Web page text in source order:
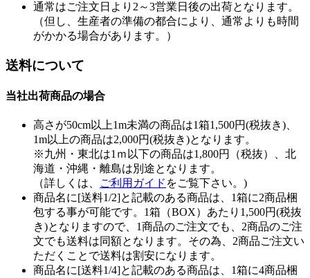
通常はご注文日より2～3営業日後の出荷となります。
（但し、生産者の準備の都合により、通常よりも時間
がかかる場合があります。）
送料について
当社出荷商品の場合
高さが50cm以上1m未満の商品は1箱1,500円(税抜き)、
1m以上の商品は2,000円(税抜き)となります。
※九州・東北は1ｍ以下の商品は1,800円（税抜）、北
海道・沖縄・離島は別途となります。
（詳しくは、
ご利用ガイド をご覧下さい。)
商品名に[送料1/2]と記載のある商品は、1箱に2商品梱
包する事が可能です。1箱（BOX）あたり1,500円(税抜
き)となりますので、1商品のご注文でも、2商品のご注
文でも送料は同額となります。その為、2商品ご注文い
ただくことで送料は割安になります。
商品名に[送料1/4]と記載のある商品は、1箱に4商品梱